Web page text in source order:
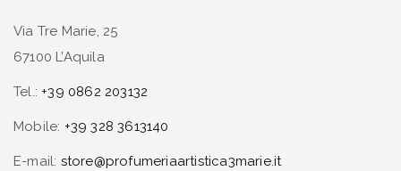
Via Tre Marie, 25
67100 L’Aquila
Tel.: +39 0862 203132
Mobile: +39 328 3613140
E-mail: store@profumeriaartistica3marie.it